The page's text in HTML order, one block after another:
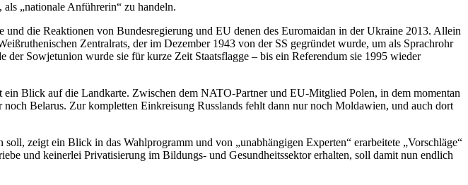
„nationale Anführerin“ zu handeln.
die Reaktionen von Bundes­regierung und EU denen des Euromaidan in der Ukraine 2013. Allein
Zentralrats, der im Dezember 1943 von der SS gegründet wurde, um als Sprachrohr
Sowjetunion wurde sie für kurze Zeit Staatsflagge – bis ein Referendum sie 1995 wieder
Blick auf die Landkarte. Zwischen dem NATO-Partner und EU-Mitglied Polen, in dem momentan
Belarus. Zur kompletten Einkreisung Russlands fehlt dann nur noch Moldawien, und auch dort
zeigt ein Blick in das Wahlprogramm und von „unabhängigen Experten“ erarbeitete „Vorschläge“
und keinerlei Privatisierung im Bildungs- und Gesundheitssektor erhalten, soll damit nun endlich